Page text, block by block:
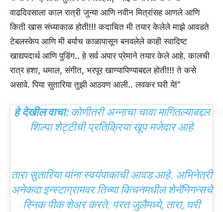
वाढदिवसाला काल रात्री जुन्या आणि नवीन मित्रांसह आणले आणि
किती खास संध्याकाळ होती!!! कदाचित मी तयार केलेले माझे आवडते
टेबलस्केप आणि मी बर्याच काळापासून बनवलेले काही स्वादिष्ट
खाद्यपदार्थ आणि पुडिंग.. हे सर्व अपार प्रेमाने तयार केले आहे. कालची
रात्र हशा, धमाल, संगीत, भरपूर खाण्यापिण्याबद्दल होती!!! ते कसे
असावे. पिया सुतारिया तुझी आठवण आली.. लवकर घरी ये!”
हे देखील वाचा: कोणीतरी अन्नाचा चावा मागितल्याबद्दल
शिल्पा शेट्टीची प्रतिक्रिया खूप मजेदार आहे
तारा सुतारिया यांना स्वयंपाकाची आवड आहे. अभिनेत्री
अनेकदा इन्स्टाग्रामवर तिच्या किचनमधील शेनॅनिगन्सचे
स्निक पीक शेअर करते. परत जुलैमध्ये, तारा, घरी